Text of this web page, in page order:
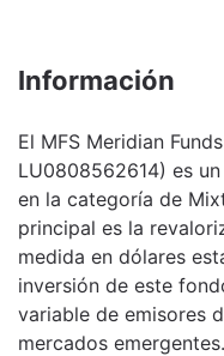
Información
El MFS Meridian
LU0808562614) es
en la categoría de
principal es la
medida en dólares
inversión de este
variable de emisores
mercados